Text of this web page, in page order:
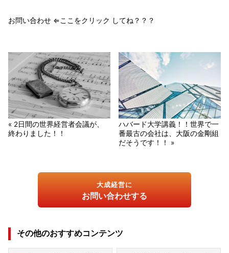
お問い合わせ ⇐ここをクリック してね？？？
« 2日間の世界経営者会議が、
終わりました！！
ハバード大学講義！！世界で一
番最古の会社は、大阪の金剛組
だそうです！！ »
大成経営に
お問い合わせする
その他のおすすめコンテンツ